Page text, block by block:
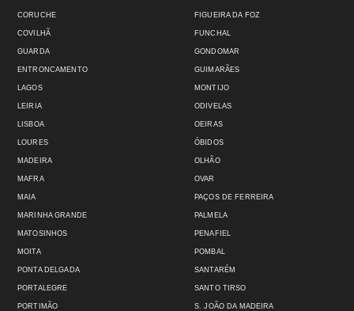
CORUCHE
COVILHÃ
GUARDA
ENTRONCAMENTO
FIGUEIRA DA FOZ
FUNCHAL
GONDOMAR
GUIMARÃES
LAGOS
LEIRIA
LISBOA
LOURES
MADEIRA
MAFRA
MAIA
MARINHA GRANDE
MATOSINHOS
MOITA
MONTIJO
ODIVELAS
OEIRAS
ÓBIDOS
OLHÃO
OVAR
PAÇOS DE FERREIRA
PALMELA
PENAFIEL
POMBAL
PONTA DELGADA
PORTALEGRE
PORTIMÃO
SANTARÉM
SANTO TIRSO
S. JOÃO DA MADEIRA